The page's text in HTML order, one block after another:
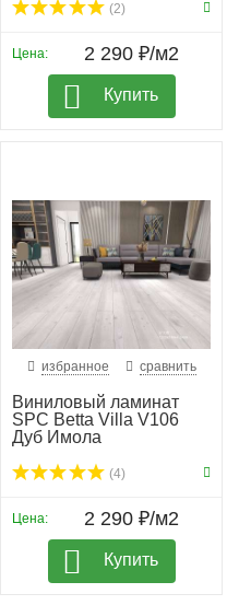
(2)
Цена: 2 290 ₽/м2
Купить
избранное сравнить
Виниловый ламинат
SPC Betta Villa V106
Дуб Имола
(4)
Цена: 2 290 ₽/м2
Купить